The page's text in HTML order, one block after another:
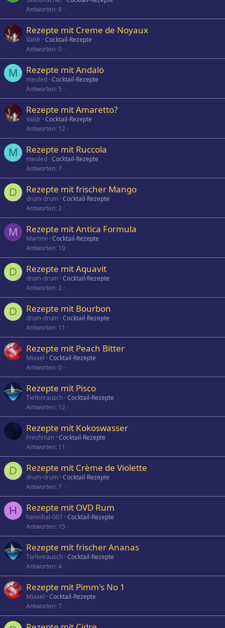
Antworten 8
Rezepte mit Creme de Noyaux
Valdr Cocktail-Rezepte
Antworten 0
M Rezepte mit Andalö
meoled Cocktail-Rezepte
Antworten 5
Rezepte mit Amaretto?
Valdr Cocktail-Rezepte
Antworten 12
M Rezepte mit Ruccola
meoled Cocktail-Rezepte
Antworten 7
D Rezepte mit frischer Mango
drum-drum Cocktail-Rezepte
Antworten 2
M Rezepte mit Antica Formula
Martinii Cocktail-Rezepte
Antworten 10
D Rezepte mit Aquavit
drum-drum Cocktail-Rezepte
Antworten 2
D Rezepte mit Bourbon
drum-drum Cocktail-Rezepte
Antworten 11
Rezepte mit Peach Bitter
Mixael Cocktail-Rezepte
Antworten 0
Rezepte mit Pisco
Tiefenrausch Cocktail-Rezepte
Antworten 12
Rezepte mit Kokoswasser
Freshman Cocktail-Rezepte
Antworten 11
D Rezepte mit Crème de Violette
drum-drum Cocktail-Rezepte
Antworten 7
H Rezepte mit OVD Rum
hannibal-007 Cocktail-Rezepte
Antworten 15
Rezepte mit frischer Ananas
Tiefenrausch Cocktail-Rezepte
Antworten 4
Rezepte mit Pimm's No 1
Mixael Cocktail-Rezepte
Antworten 7